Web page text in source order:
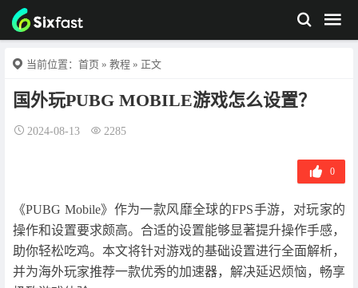
当前位置： 首页 » 教程 » 正文
国外玩PUBG MOBILE游戏怎么设置？
2024-08-13 2285
0
《PUBG Mobile》作为一款风靡全球的FPS手游，对玩家的
操作和设置要求颇高。合适的设置能够显著提升操作手感，
助你轻松吃鸡。本文将针对游戏的基础设置进行全面解析，
并为海外玩家推荐一款优秀的加速器，解决延迟烦恼，畅享